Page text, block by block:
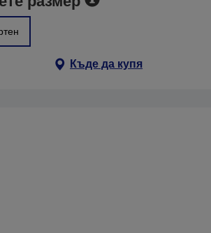
Къде да купя